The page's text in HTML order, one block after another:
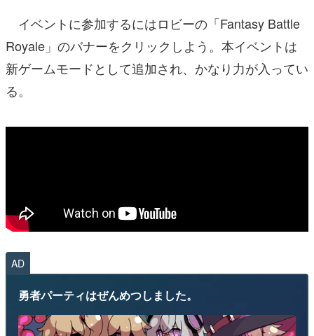
イベントに参加するにはロビーの「Fantasy Battle
Royale」のバナーをクリックしよう。本イベントは
新ゲームモードとして追加され、かなり力が入ってい
る。
AD
勇者パーティはぜんめつしました。